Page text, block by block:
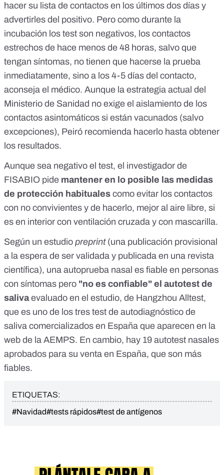
hacer su lista de contactos en los últimos dos días y
advertirles del positivo. Pero como durante la
incubación los test son negativos, los contactos
estrechos de hace menos de 48 horas, salvo que
tengan síntomas, no tienen que hacerse la prueba
inmediatamente, sino a los 4-5 días del contacto,
aconseja el médico. Aunque la estrategia actual del
Ministerio de Sanidad no exige el aislamiento de los
contactos asintomáticos si están vacunados (salvo
excepciones), Peiró recomienda hacerlo hasta obtener
los resultados.
Aunque sea negativo el test, el investigador de
FISABIO pide mantener en lo posible las medidas
de protección habituales como evitar los contactos
con no convivientes y de hacerlo, mejor al aire libre, si
es en interior con ventilación cruzada y con mascarilla.
Según un estudio preprint(una publicación provisional
a la espera de ser validada y publicada en una revista
científica), una autoprueba nasal es fiable en personas
con síntomas pero "no es confiable" el autotest de
salivaevaluado en el estudio, de Hangzhou Alltest,
que es uno de los tres test de autodiagnóstico de
saliva comercializados en España que aparecen en la
web de la AEMPS. En cambio, hay 19 autotest nasales
aprobados para su venta en España, que son más
fiables.
ETIQUETAS:
#Navidad#tests rápidos#test de antígenos